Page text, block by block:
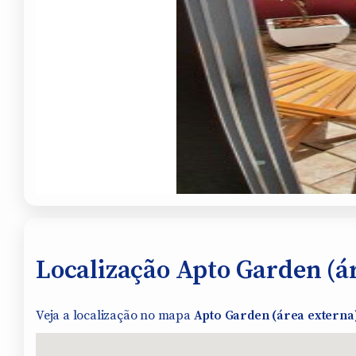
Localização Apto Garden
Veja a localização no mapa Apto Garden (área